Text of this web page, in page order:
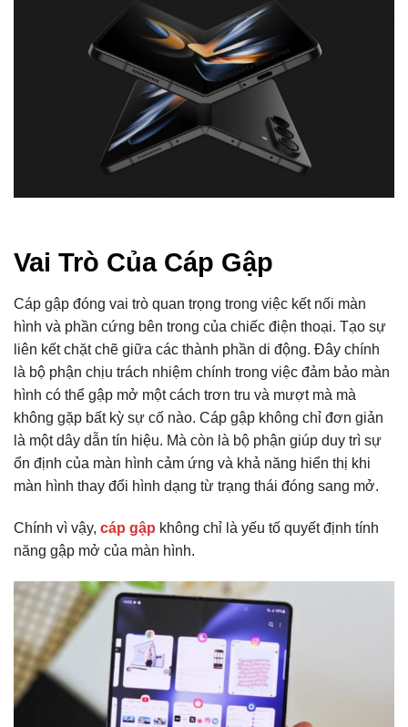
Vai Trò Của Cáp Gập
Cáp gập đóng vai trò quan trọng trong việc kết nối màn
hình và phần cứng bên trong của chiếc điện thoại. Tạo sự
liên kết chặt chẽ giữa các thành phần di động. Đây chính
là bộ phận chịu trách nhiệm chính trong việc đảm bảo màn
hình có thể gập mở một cách trơn tru và mượt mà mà
không gặp bất kỳ sự cố nào. Cáp gập không chỉ đơn giản
là một dây dẫn tín hiệu. Mà còn là bộ phận giúp duy trì sự
ổn định của màn hình cảm ứng và khả năng hiển thị khi
màn hình thay đổi hình dạng từ trạng thái đóng sang mở.
Chính vì vậy, cáp gập không chỉ là yếu tố quyết định tính
năng gập mở của màn hình.